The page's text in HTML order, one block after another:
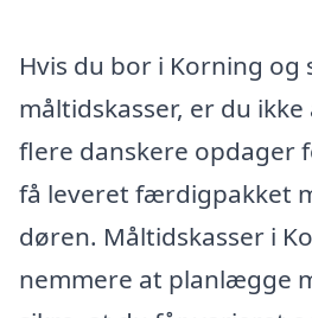
Hvis du bor i Korning og
måltidskasser, er du ikke
flere danskere opdager
få leveret færdigpakket
døren. Måltidskasser i
nemmere at planlægge